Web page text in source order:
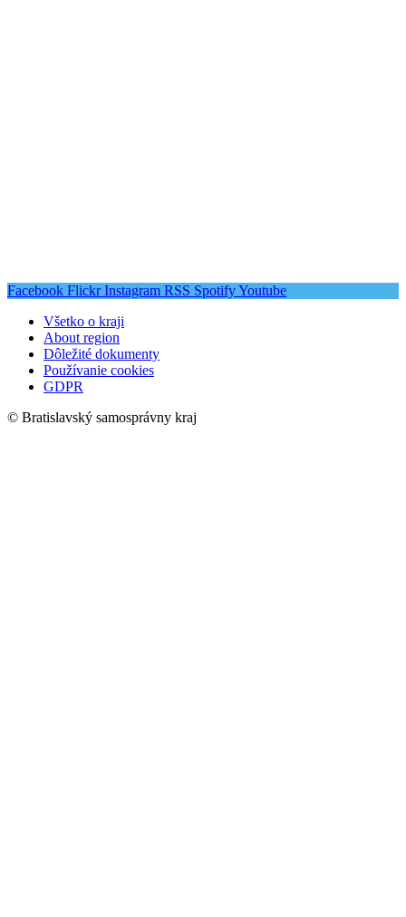
Facebook Flickr Instagram RSS SpotifyYoutube
Všetko o kraji
About region
Dôležité dokumenty
Používanie cookies
GDPR
© Bratislavský samosprávny kraj